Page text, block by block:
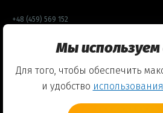
+48 (459) 569 152
Договор оферты
Политика конфиденциальности
Мы
Для того, чтобы обеспечить
и удобство